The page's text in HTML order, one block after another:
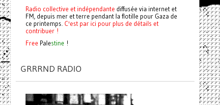
Radio collective et indépendante diffusée via internet et
FM, depuis mer et terre pendant la flotille pour Gaza de
ce printemps. C'est par ici pour plus de détails et
contribuer !
Free Palestine !
GRRRND RADIO